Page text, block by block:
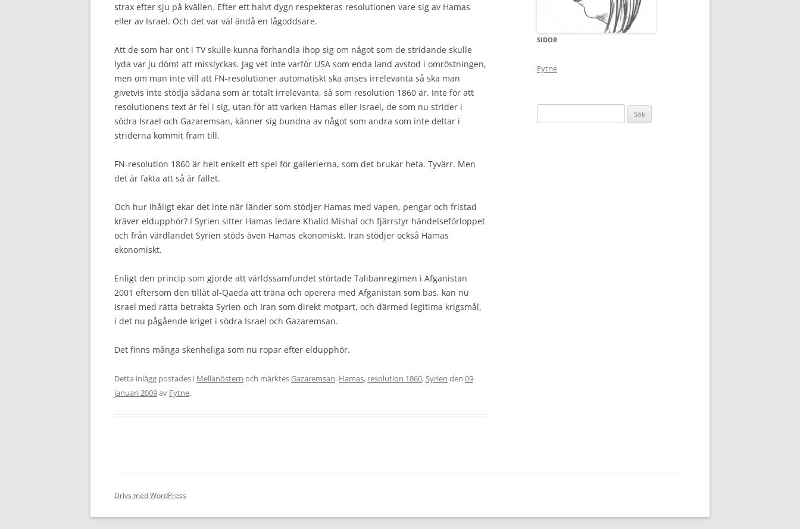
strax efter sju på kvällen. Efter ett halvt dygn respekteras resolutionen vare sig av Hamas
eller av Israel. Och det var väl ändå en lågoddsare.
Att de som har ont i TV skulle kunna förhandla ihop sig om något som de stridande skulle
lyda var ju dömt att misslyckas. Jag vet inte varför USA som enda land avstod i omröstningen,
men om man inte vill att FN-resolutioner automatiskt ska anses irrelevanta så ska man
givetvis inte stödja sådana som är totalt irrelevanta, så som resolution 1860 är. Inte för att
resolutionens text är fel i sig, utan för att varken Hamas eller Israel, de som nu strider i
södra Israel och Gazaremsan, känner sig bundna av något som andra som inte deltar i
striderna kommit fram till.
FN-resolution 1860 är helt enkelt ett spel för gallerierna, som det brukar heta. Tyvärr. Men
det är fakta att så är fallet.
Och hur ihåligt ekar det inte när länder som stödjer Hamas med vapen, pengar och fristad
kräver eldupphör? I Syrien sitter Hamas ledare Khalid Mishal och fjärrstyr händelseförloppet
och från värdlandet Syrien stöds även Hamas ekonomiskt. Iran stödjer också Hamas
ekonomiskt.
Enligt den princip som gjorde att världssamfundet störtade Talibanregimen i Afganistan
2001 eftersom den tillät al-Qaeda att träna och operera med Afganistan som bas, kan nu
Israel med rätta betrakta Syrien och Iran som direkt motpart, och därmed legitima krigsmål,
i det nu pågående kriget i södra Israel och Gazaremsan.
Det finns många skenheliga som nu ropar efter eldupphör.
Detta inlägg postades i Mellanöstern och märktesGazaremsan, Hamas, resolution 1860,Syrien den 09
januari 2009av Fytne.
SIDOR
Fytne
efter:
Drivs med WordPress